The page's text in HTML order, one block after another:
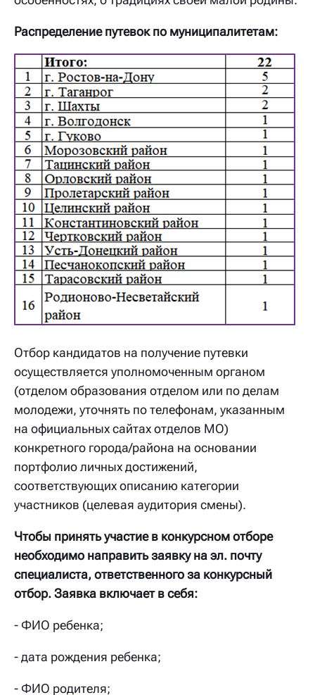
Распределение путевок по муниципалитетам:
Отбор кандидатов на получение путевки
осуществляется уполномоченным органом
(отделом образования отделом или по делам
молодежи, уточнять по телефонам, указанным
на официальных сайтах отделов МО)
конкретного города/района на основании
портфолио личных достижений,
соответствующих описанию категории
участников (целевая аудитория смены).
Чтобы принять участие в конкурсном отборе
необходимо направить заявку на эл. почту
специалиста, ответственного за конкурсный
отбор. Заявка включает в себя:
- ФИО ребенка;
- дата рождения ребенка;
- ФИО родителя;